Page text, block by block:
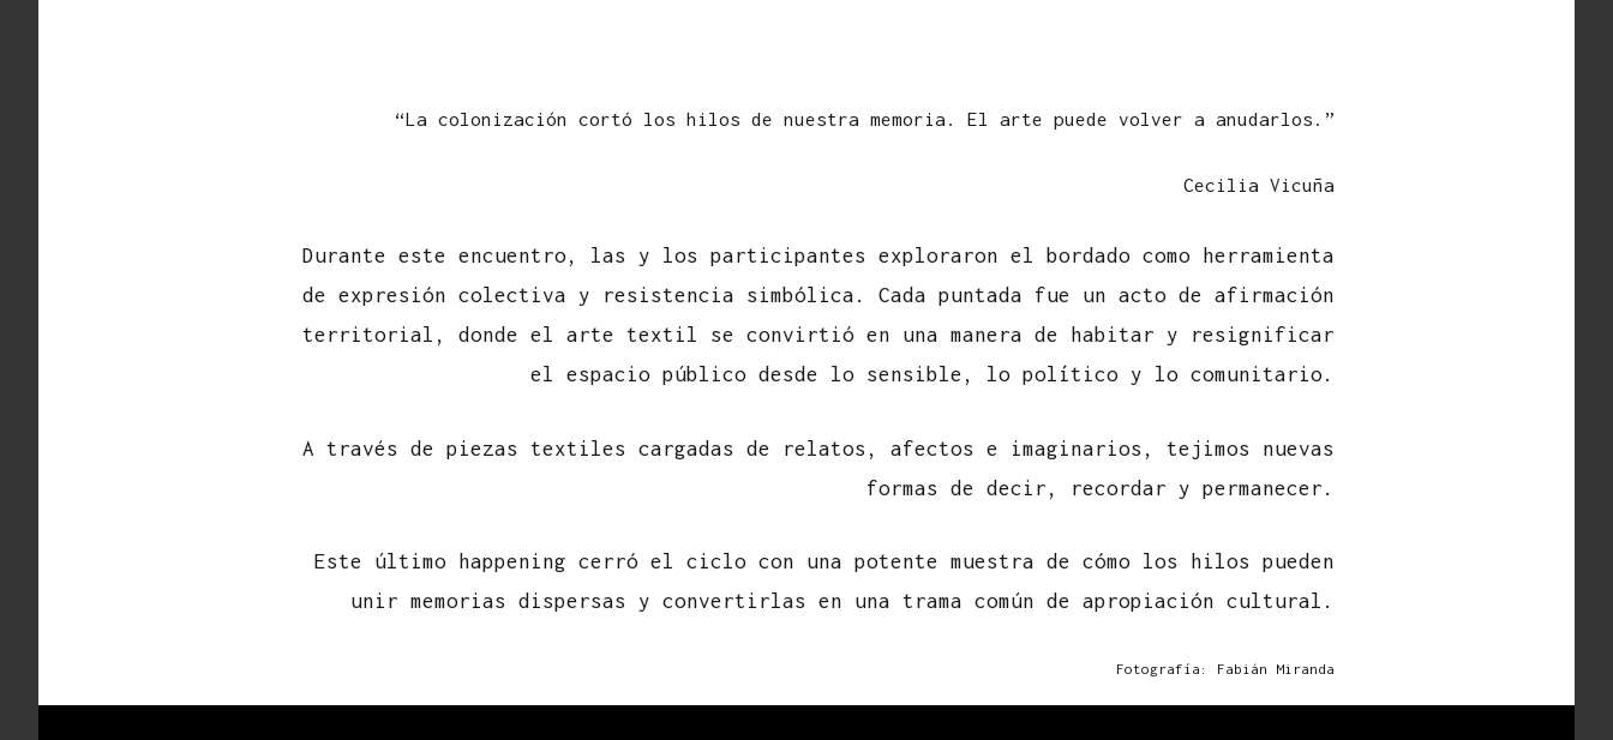
“La colonización cortó los hilos de nuestra memoria. El arte puede volver a anudarlos.”
Cecilia Vicuña
Durante este encuentro, las y los participantes exploraron el bordado como herramienta
de expresión colectiva y resistencia simbólica. Cada puntada fue un acto de afirmación
territorial, donde el arte textil se convirtió en una manera de habitar y resignificar
el espacio público desde lo sensible, lo político y lo comunitario.
A través de piezas textiles cargadas de relatos, afectos e imaginarios, tejimos nuevas
formas de decir, recordar y permanecer.
Este último happening cerró el ciclo con una potente muestra de cómo los hilos pueden
unir memorias dispersas y convertirlas en una trama común de apropiación cultural.
Fotografía: Fabián Miranda